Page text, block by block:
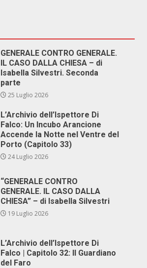
GENERALE CONTRO GENERALE.
IL CASO DALLA CHIESA – di
Isabella Silvestri. Seconda
parte
25 Luglio 2026
L’Archivio dell’Ispettore Di
Falco: Un Incubo Arancione
Accende la Notte nel Ventre del
Porto (Capitolo 33)
24 Luglio 2026
“GENERALE CONTRO
GENERALE. IL CASO DALLA
CHIESA” – di Isabella Silvestri
19 Luglio 2026
L’Archivio dell’Ispettore Di
Falco | Capitolo 32: Il Guardiano
del Faro